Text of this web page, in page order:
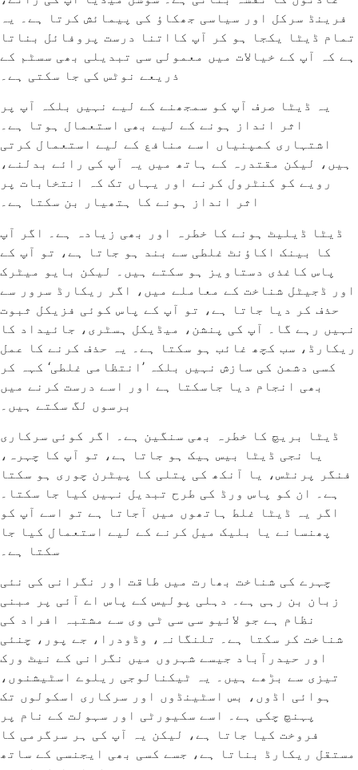
فرینڈ سرکل اور سیاسی جھکاؤ کی پیمائش کرتا ہے۔ یہ
تمام ڈیٹا یکجا ہو کر آپ کااتنا درست پروفائل بناتا
ہے کہ آپ کے خیالات میں معمولی سی تبدیلی بھی سسٹم کے
ذریعے نوٹس کی جا سکتی ہے۔
یہ ڈیٹا صرف آپ کو سمجھنے کے لیے نہیں بلکہ آپ پر
اثر انداز ہونے کے لیے بھی استعمال ہوتا ہے۔
اشتہاری کمپنیاں اسے منافع کے لیے استعمال کرتی
ہیں، لیکن مقتدرہ کے ہاتھ میں یہ آپ کی رائے بدلنے،
رویے کو کنٹرول کرنے اور یہاں تک کہ انتخابات پر
اثر انداز ہونے کا ہتھیار بن سکتا ہے۔
ڈیٹا ڈیلیٹ ہونے کا خطرہ اور بھی زیادہ ہے۔ اگر آپ
کا بینک اکاؤنٹ غلطی سے بند ہو جاتا ہے، تو آپ کے
پاس کاغذی دستاویز ہو سکتے ہیں۔ لیکن بایو میٹرک
اور ڈجیٹل شناخت کے معاملے میں، اگر ریکارڈ سرور سے
حذف کر دیا جاتا ہے، تو آپ کے پاس کوئی فزیکل ثبوت
نہیں رہے گا۔ آپ کی پنشن، میڈیکل ہسٹری، جائیداد کا
ریکارڈ، سب کچھ غائب ہو سکتا ہے۔ یہ حذف کرنے کا عمل
کسی دشمن کی سازش نہیں بلکہ ’انتظامی غلطی‘ کہہ کر
بھی انجام دیا جاسکتا ہے اور اسے درست کرنے میں
برسوں لگ سکتے ہیں۔
ڈیٹا بریچ کا خطرہ بھی سنگین ہے۔ اگر کوئی سرکاری
یا نجی ڈیٹا بیس ہیک ہو جاتا ہے، تو آپ کا چہرہ،
فنگر پرنٹس، یا آنکھ کی پتلی کا پیٹرن چوری ہو سکتا
ہے۔ ان کو پاس ورڈ کی طرح تبدیل نہیں کیا جا سکتا۔
اگر یہ ڈیٹا غلط ہاتھوں میں آجاتا ہے تو اسے آپ کو
پھنسانے یا بلیک میل کرنے کے لیے استعمال کیا جا
سکتا ہے۔
چہرے کی شناخت بھارت میں طاقت اور نگرانی کی نئی
زبان بن رہی ہے۔ دہلی پولیس کے پاس اے آئی پر مبنی
نظام ہے جو لائیو سی سی ٹی وی سے مشتبہ افراد کی
شناخت کر سکتا ہے۔ تلنگانہ، وڈودرا، جے پور، چنئی
اور حیدرآباد جیسے شہروں میں نگرانی کے نیٹ ورک
تیزی سے بڑھے ہیں۔ یہ ٹیکنالوجی ریلوے اسٹیشنوں،
ہوائی اڈوں، بس اسٹینڈوں اور سرکاری اسکولوں تک
پہنچ چکی ہے۔ اسے سکیورٹی اور سہولت کے نام پر
فروخت کیا جاتا ہے، لیکن یہ آپ کی ہر سرگرمی کا
مستقل ریکارڈ بناتا ہے، جسے کسی بھی ایجنسی کے ساتھ